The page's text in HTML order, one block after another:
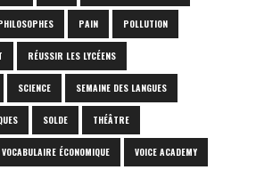
PAIN POLLUTION
RÉUSSIR LES LYCÉENS
SCIENCE SEMAINE DES LANGUES
SOLDE THÉÂTRE
VOCABULAIRE ÉCONOMIQUE VOICE ACADEMY